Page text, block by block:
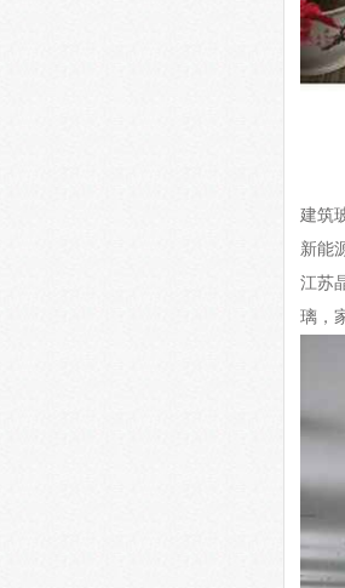
建筑
新能
江苏
璃，